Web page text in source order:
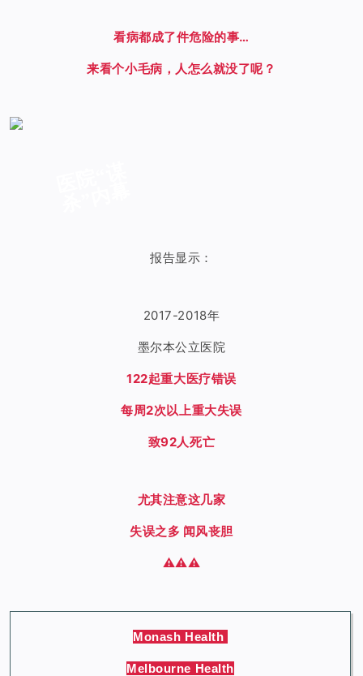
看病都成了件危险的事…
来看个小毛病，人怎么就没了呢？
报告显示：
2017-2018年
墨尔本公立医院
122起重大医疗错误
每周2次以上重大失误
致92人死亡
尤其注意这几家
失误之多 闻风丧胆
⚠️⚠️⚠️
Monash Health
Melbourne Health